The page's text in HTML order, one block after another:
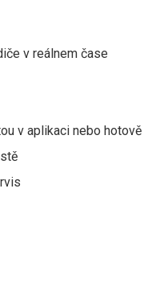
v reálnem čase
v aplikaci nebo hotově